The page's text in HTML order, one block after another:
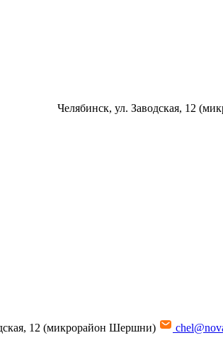
Челябинск, ул. Заводская, 12
12 (микрорайон Шершни)